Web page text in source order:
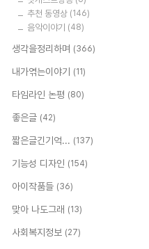
추천 동영상 (146)
음악이야기 (48)
생각을정리하며 (366)
내가엮는이야기 (11)
타임라인 논평 (80)
좋은글 (42)
짧은글긴기억... (137)
기능성 디자인 (154)
아이작품들 (36)
맞아 나도그래 (13)
사회복지정보 (27)